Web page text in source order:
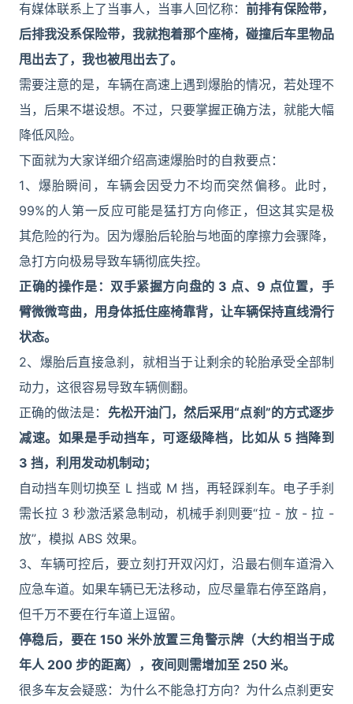
有媒体联系上了当事人，当事人回忆称： 前排有保险带，
后排我没系保险带，我就抱着那个座椅，碰撞后车里物品
甩出去了，我也被甩出去了。
需要注意的是，车辆在高速上遇到爆胎的情况，若处理不
当，后果不堪设想。不过，只要掌握正确方法，就能大幅
降低风险。
下面就为大家详细介绍高速爆胎时的自救要点：
1、爆胎瞬间，车辆会因受力不均而突然偏移。此时，
99%的人第一反应可能是猛打方向修正，但这其实是极
其危险的行为。因为爆胎后轮胎与地面的摩擦力会骤降，
急打方向极易导致车辆彻底失控。
正确的操作是：双手紧握方向盘的 3 点、9 点位置，手
臂微微弯曲，用身体抵住座椅靠背，让车辆保持直线滑行
状态。
2、爆胎后直接急刹，就相当于让剩余的轮胎承受全部制
动力，这很容易导致车辆侧翻。
正确的做法是： 先松开油门，然后采用“点刹”的方式逐步
减速。如果是手动挡车，可逐级降档，比如从 5 挡降到
3 挡，利用发动机制动；
自动挡车则切换至 L 挡或 M 挡，再轻踩刹车。电子手刹
需长拉 3 秒激活紧急制动，机械手刹则要“拉 - 放 - 拉 -
放”，模拟 ABS 效果。
3、车辆可控后，要立刻打开双闪灯，沿最右侧车道滑入
应急车道。如果车辆已无法移动，应尽量靠右停至路肩，
但千万不要在行车道上逗留。
停稳后，要在 150 米外放置三角警示牌（大约相当于成
年人 200 步的距离），夜间则需增加至 250 米。
很多车友会疑惑：为什么不能急打方向？为什么点刹更安